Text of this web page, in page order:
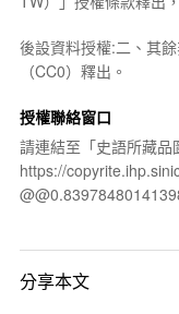
後設資料授權:二、其
（CC0）釋出。
授權聯絡窗口
請連結至「史語所藏品
https://
分享本文